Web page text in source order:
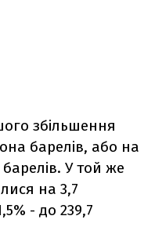
збільшення
барелів, або на
У той же
на 3,7
- до 239,7